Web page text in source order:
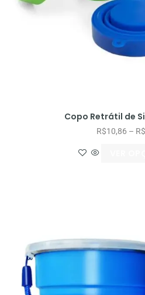
Copo Retrátil de
R$10,86 – R$